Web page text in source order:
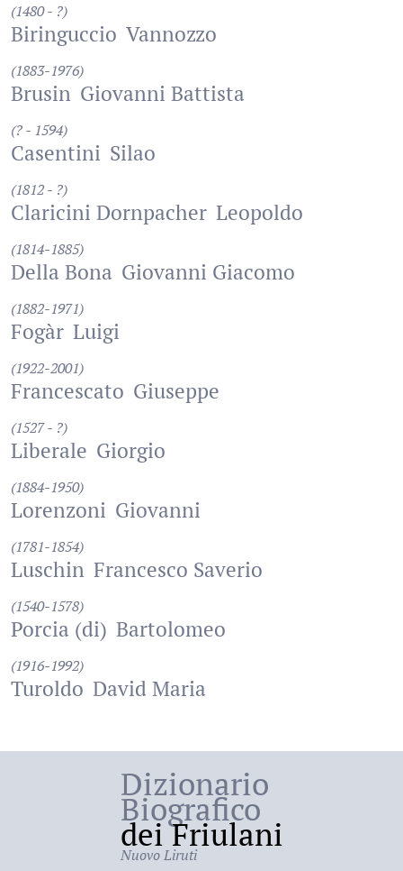
(1480 - ?)
Biringuccio Vannozzo
(1883-1976)
Brusin Giovanni Battista
(? - 1594)
Casentini Silao
(1812 - ?)
Claricini Dornpacher Leopoldo
(1814-1885)
Della Bona Giovanni Giacomo
(1882-1971)
Fogàr Luigi
(1922-2001)
Francescato Giuseppe
(1527 - ?)
Liberale Giorgio
(1884-1950)
Lorenzoni Giovanni
(1781-1854)
Luschin Francesco Saverio
(1540-1578)
Porcia (di) Bartolomeo
(1916-1992)
Turoldo David Maria
Dizionario
Biografico
dei Friulani
Nuovo Liruti